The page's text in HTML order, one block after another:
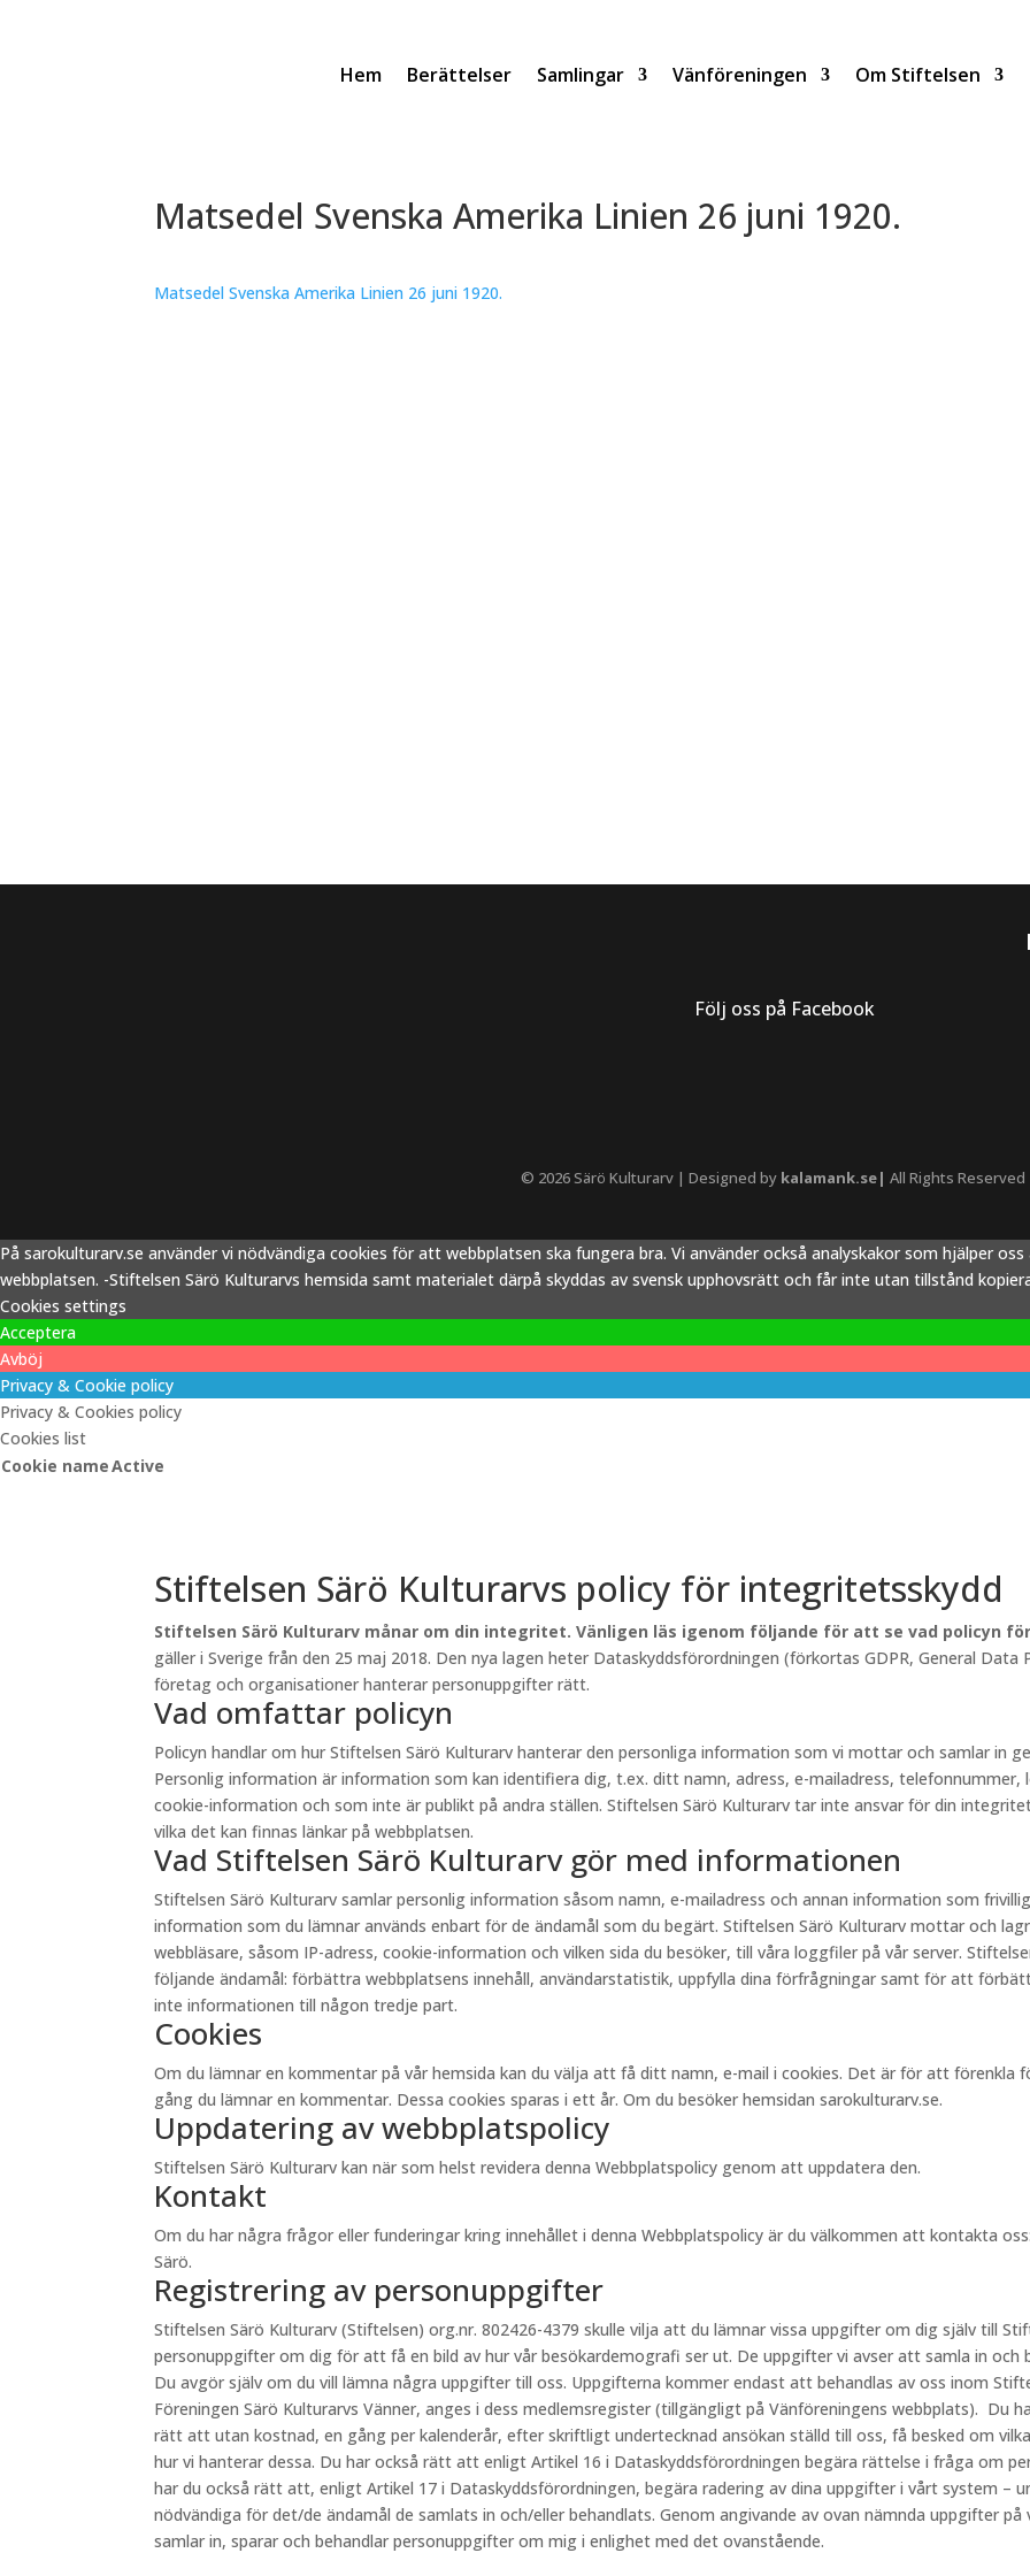
Hem Berättelser Samlingar Vänföreningen Om Stiftelsen
Matsedel Svenska Amerika Linien 26 juni 1920.
Matsedel Svenska Amerika Linien 26 juni 1920.
Följ oss på Facebook
© 2026 Särö Kulturarv | Designed by kalamank.se| All Rights Reserved
På sarokulturarv.se använder vi nödvändiga cookies för att webbplatsen ska fungera bra. Vi använder också analyskakor som hjälper
webbplatsen. -Stiftelsen Särö Kulturarvs hemsida samt materialet därpå skyddas av svensk upphovsrätt och får inte utan tillstånd
Cookies settings
Acceptera
Avböj
Privacy & Cookie policy
Privacy & Cookies policy
Cookies list
Cookie nameActive
Stiftelsen Särö Kulturarvs policy för integritetsskydd
Stiftelsen Särö Kulturarv månar om din integritet. Vänligen läs igenom följande för att se vad policyn
gäller i Sverige från den 25 maj 2018. Den nya lagen heter Dataskyddsförordningen (förkortas GDPR, General
företag och organisationer hanterar personuppgifter rätt.
Vad omfattar policyn
Policyn handlar om hur Stiftelsen Särö Kulturarv hanterar den personliga information som vi mottar och samlar in
Personlig information är information som kan identifiera dig, t.ex. ditt namn, adress, e-mailadress, telefonnummer,
cookie-information och som inte är publikt på andra ställen. Stiftelsen Särö Kulturarv tar inte ansvar för din
vilka det kan finnas länkar på webbplatsen.
Vad Stiftelsen Särö Kulturarv gör med informationen
Stiftelsen Särö Kulturarv samlar personlig information såsom namn, e-mailadress och annan information som
information som du lämnar används enbart för de ändamål som du begärt. Stiftelsen Särö Kulturarv mottar och
webbläsare, såsom IP-adress, cookie-information och vilken sida du besöker, till våra loggfiler på vår server.
följande ändamål: förbättra webbplatsens innehåll, användarstatistik, uppfylla dina förfrågningar samt för att
inte informationen till någon tredje part.
Cookies
Om du lämnar en kommentar på vår hemsida kan du välja att få ditt namn, e-mail i cookies. Det är för att förenkla
gång du lämnar en kommentar. Dessa cookies sparas i ett år. Om du besöker hemsidan sarokulturarv.se.
Uppdatering av webbplatspolicy
Stiftelsen Särö Kulturarv kan när som helst revidera denna Webbplatspolicy genom att uppdatera den.
Kontakt
Om du har några frågor eller funderingar kring innehållet i denna Webbplatspolicy är du välkommen att kontakta
Särö.
Registrering av personuppgifter
Stiftelsen Särö Kulturarv (Stiftelsen) org.nr. 802426-4379 skulle vilja att du lämnar vissa uppgifter om dig själv till
personuppgifter om dig för att få en bild av hur vår besökardemografi ser ut. De uppgifter vi avser att samla in och
Du avgör själv om du vill lämna några uppgifter till oss. Uppgifterna kommer endast att behandlas av oss inom
Föreningen Särö Kulturarvs Vänner, anges i dess medlemsregister (tillgängligt på Vänföreningens webbplats). Du
rätt att utan kostnad, en gång per kalenderår, efter skriftligt undertecknad ansökan ställd till oss, få besked om
hur vi hanterar dessa. Du har också rätt att enligt Artikel 16 i Dataskyddsförordningen begära rättelse i fråga om
har du också rätt att, enligt Artikel 17 i Dataskyddsförordningen, begära radering av dina uppgifter i vårt system
nödvändiga för det/de ändamål de samlats in och/eller behandlats. Genom angivande av ovan nämnda uppgifter
samlar in, sparar och behandlar personuppgifter om mig i enlighet med det ovanstående.